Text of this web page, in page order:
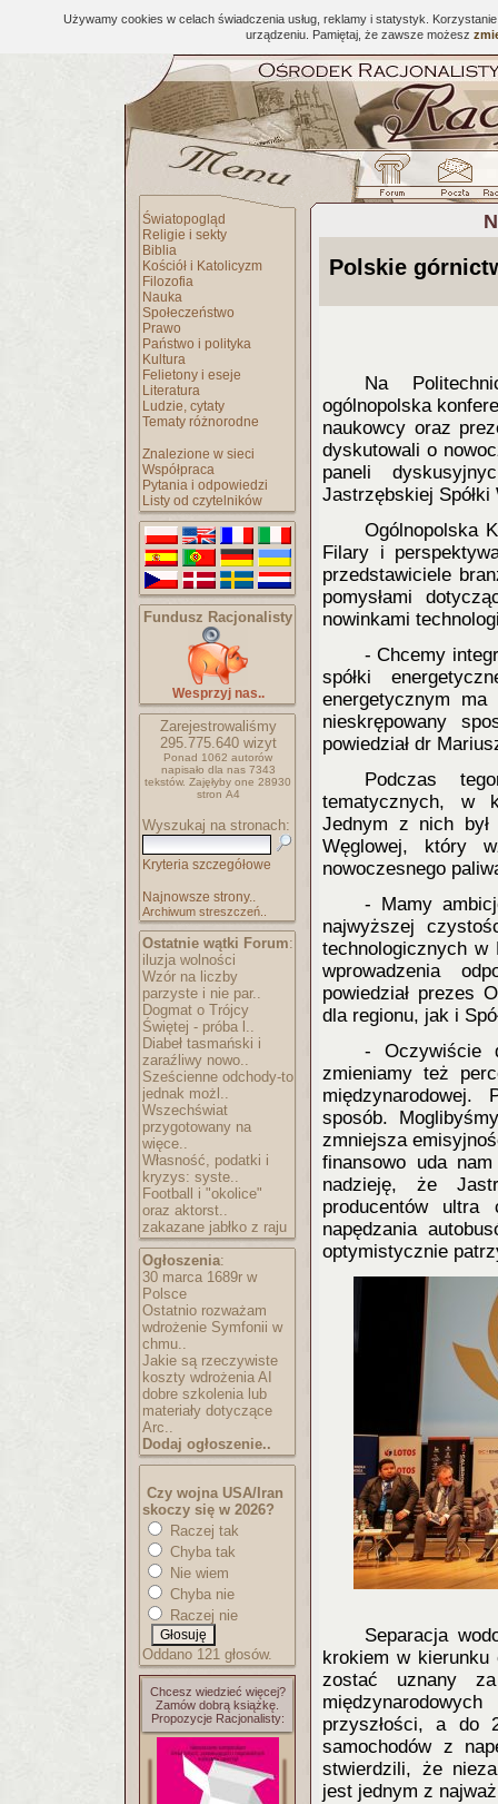
Używamy cookies w celach świadczenia usług, reklamy i statystyk.
urządzeniu. Pamiętaj, że zawsze możesz
Światopogląd
Religie i sekty
Biblia
Kościół i Katolicyzm
Filozofia
Nauka
Społeczeństwo
Prawo
Państwo i polityka
Kultura
Felietony i eseje
Literatura
Ludzie, cytaty
Tematy różnorodne
Znalezione w sieci
Współpraca
Pytania i odpowiedzi
Listy od czytelników
Fundusz Racjonalisty
Wesprzyj nas..
Zarejestrowaliśmy
295.775.640wizyt
Ponad 1062 autorów
napisało dla nas 7343
tekstów. Zajęłyby one 28930
stron A4
Wyszukaj na stronach:
Kryteria szczegółowe
Najnowsze strony..
Archiwum streszczeń..
Ostatnie wątki Forum:
iluzja wolności
Wzór na liczby
parzyste i nie par..
Dogmat o Trójcy
Świętej - próba l..
Diabeł tasmański i
zaraźliwy nowo..
Sześcienne odchody-to
jednak możl..
Wszechświat
przygotowany na
więce..
Własność, podatki i
kryzys: syste..
Football i "okolice"
oraz aktorst..
zakazane jabłko z raju
Ogłoszenia:
30 marca 1689r w
Polsce
Ostatnio rozważam
wdrożenie Symfonii w
chmu..
Jakie są rzeczywiste
koszty wdrożenia AI
dobre szkolenia lub
materiały dotyczące
Arc..
Dodaj ogłoszenie..
Czy wojna USA/Iran
skoczy się w 2026?
Raczej tak
Chyba tak
Nie wiem
Chyba nie
Raczej nie
Oddano 121 głosów.
Chcesz wiedzieć więcej?
Zamów dobrą książkę.
Propozycje Racjonalisty:
Polskie
Na
ogólnopolska
naukowcy oraz
dyskutowali o
paneli
Jastrzębskiej Spółki
Ogólnopolska
Filary i
przedstawiciele
pomysłami
nowinkami
- Chcemy
spółki
energetycznym
nieskrępowany
powiedział dr
Podczas
tematycznych, w
Jednym z nich był
Węglowej, który
nowoczesnego
- Mamy
najwyższej
technologicznych
wprowadzenia
powiedział prezes
dla regionu, jak i
- Oczywiście
zmieniamy też
sposób.
zmniejsza
finansowo uda
nadzieję, że
producentów
napędzania
optymistycznie
Separacja
krokiem w
zostać uznany
przyszłości, a do
samochodów z
stwierdzili, że
jest jednym z